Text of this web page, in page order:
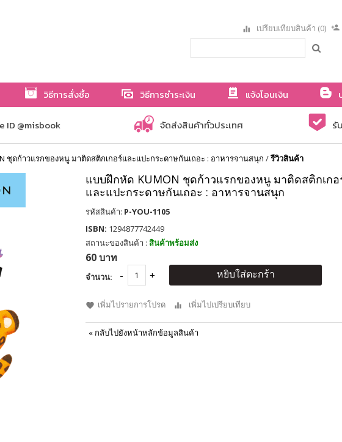
เปรียบเทียบสินค้า (0)
วิธีการสั่งซื้อ วิธีการชำระเงิน แจ้งโอนเงิน
ID @misbook จัดส่งสินค้าทั่วประเทศ รั
ชุดก้าวแรกของหนู มาติดสติกเกอร์และแปะกระดาษกันเถอะ : อาหารจานสนุก /รีวิวสินค้า
แบบฝึกหัด KUMON ชุดก้าวแรกของหนู มาติดสติกเกอ
และแปะกระดาษกันเถอะ : อาหารจานสนุก
รหัสสินค้า: P-YOU-1105
ISBN: 1294877742449
สถานะของสินค้า : สินค้าพร้อมส่ง
60 บาท
จำนวน: หยิบใส่ตะกร้า
เพิ่มไปรายการโปรด เพิ่มไปเปรียบเทียบ
« กลับไปยังหน้าหลักข้อมูลสินค้า